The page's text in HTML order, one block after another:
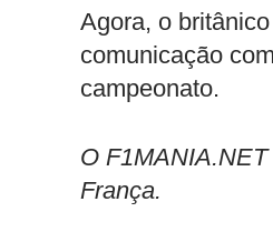
Agora, o
comunicação
campeonato.
O F1MANIA.NET
França.